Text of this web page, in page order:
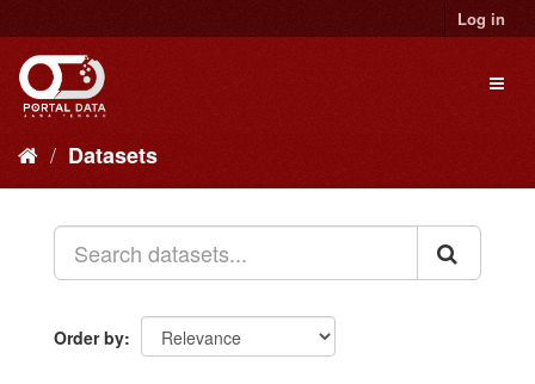
to
content
Log in
Datasets
Order by